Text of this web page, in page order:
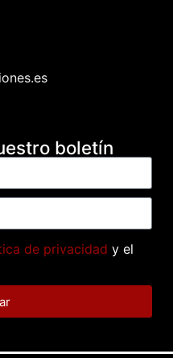
boletín
de privacidad y el